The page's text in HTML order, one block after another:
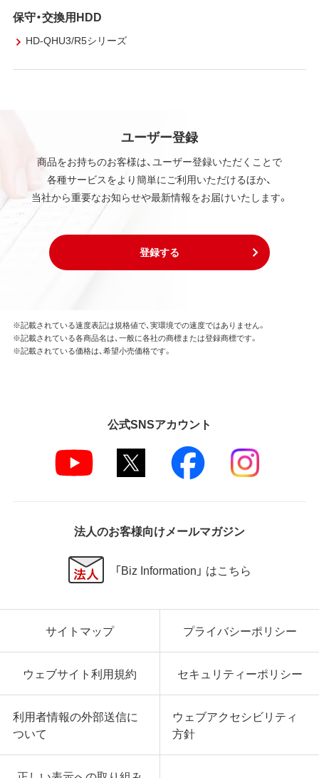
保守・交換用HDD
HD-QHU3/R5シリーズ
ユーザー登録
商品をお持ちのお客様は、ユーザー登録いただくことで
各種サービスをより簡単にご利用いただけるほか、
当社から重要なお知らせや最新情報をお届けいたします。
登録する
※記載されている速度表記は規格値で、実環境での速度ではありません。
※記載されている各商品名は、一般に各社の商標または登録商標です。
※記載されている価格は、希望小売価格です。
公式SNSアカウント
法人のお客様向けメールマガジン
「Biz Information」 はこちら
サイトマップ プライバシーポリシー
ウェブサイト利用規約 セキュリティーポリシー
利用者情報の外部送信に
ついて
ウェブアクセシビリティ
方針